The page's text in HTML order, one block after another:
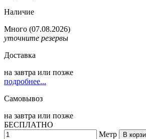
Наличие
Много (07.08.2026)
уточните резервы
Доставка
на завтра или позже
подробнее...
Самовывоз
на завтра или позже
БЕСПЛАТНО
Метр
В